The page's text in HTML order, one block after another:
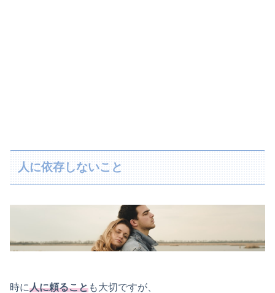
人に依存しないこと
時に人に頼ることも大切ですが、